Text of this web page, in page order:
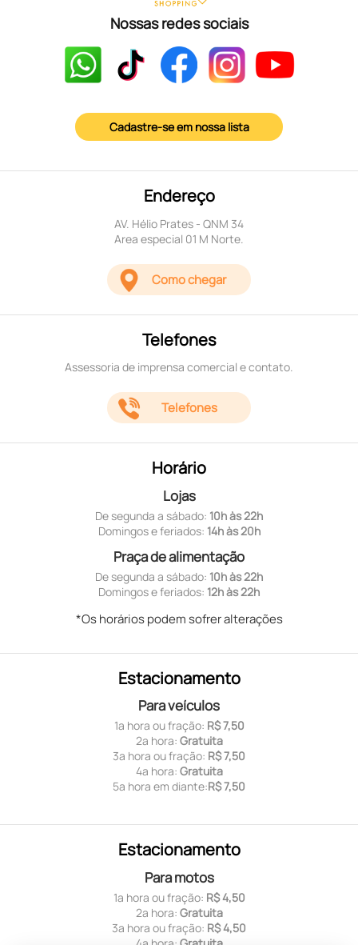
Nossas redes sociais
Cadastre-se em nossa lista
Endereço
AV. Hélio Prates - QNM 34
Area especial 01 M Norte.
Como chegar
Telefones
Assessoria de imprensa comercial e contato.
Telefones
Horário
Lojas
De segunda a sábado: 10h às 22h
Domingos e feriados: 14h às 20h
Praça de alimentação
De segunda a sábado: 10h às 22h
Domingos e feriados: 12h às 22h
*Os horários podem sofrer alterações
Estacionamento
Para veículos
1ª hora ou fração: R$ 7,50
2ª hora: Gratuita
3ª hora ou fração: R$ 7,50
4ª hora: Gratuita
5ª hora em diante:R$ 7,50
Estacionamento
Para motos
1ª hora ou fração: R$ 4,50
2ª hora: Gratuita
3ª hora ou fração: R$ 4,50